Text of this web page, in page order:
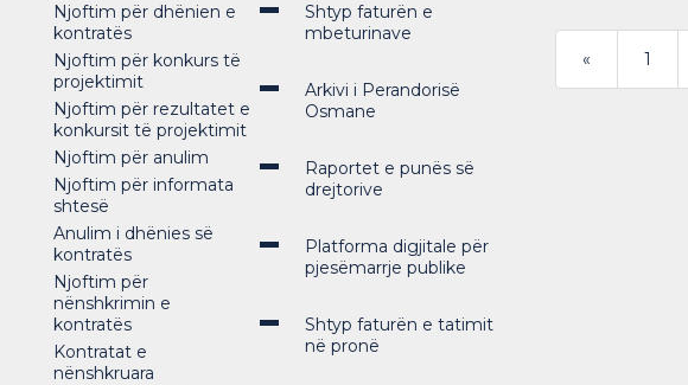
Njoftim për dhënien e
kontratës
Njoftim për konkurs të
projektimit
Njoftim për rezultatet e
konkursit të projektimit
Njoftim për anulim
Njoftim për informata
shtesë
Anulim i dhënies së
kontratës
Njoftim për
nënshkrimin e
kontratës
Kontratat e
nënshkruara
Shtyp faturën e
mbeturinave
Arkivi i Perandorisë
Osmane
Raportet e punës së
drejtorive
Platforma digjitale për
pjesëmarrje publike
Shtyp faturën e tatimit
në pronë
« 1